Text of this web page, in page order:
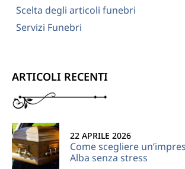
Scelta degli articoli funebri
Servizi Funebri
ARTICOLI RECENTI
Come scegliere
Alba senza stress
22 APRILE 2026